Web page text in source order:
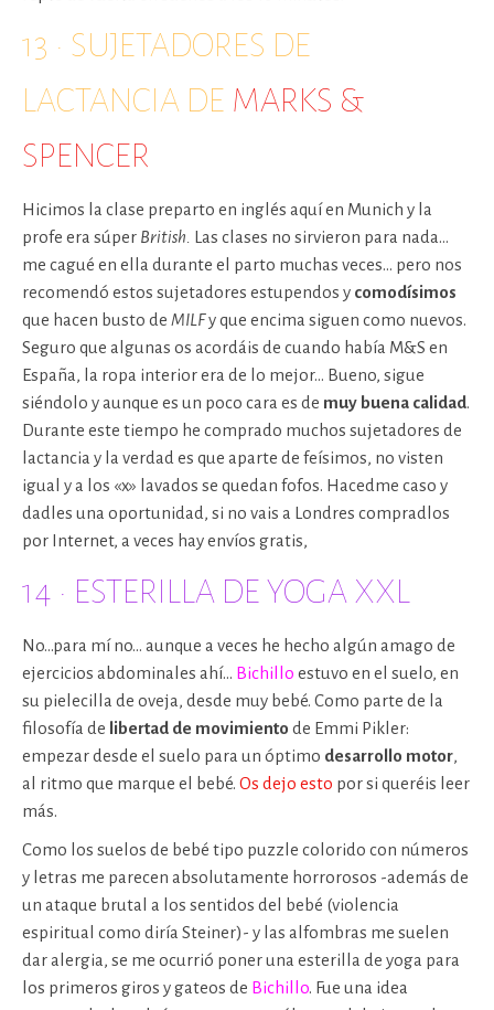
13 · SUJETADORES DE
LACTANCIA DE MARKS &
SPENCER
Hicimos la clase preparto en inglés aquí en Munich y la
profe era súper British. Las clases no sirvieron para nada…
me cagué en ella durante el parto muchas veces… pero nos
recomendó estos sujetadores estupendos y comodísimos
que hacen busto de MILFy que encima siguen como nuevos.
Seguro que algunas os acordáis de cuando había M&S en
España, la ropa interior era de lo mejor… Bueno, sigue
siéndolo y aunque es un poco cara es de muy buena calidad.
Durante este tiempo he comprado muchos sujetadores de
lactancia y la verdad es que aparte de feísimos, no visten
igual y a los «x» lavados se quedan fofos. Hacedme caso y
dadles una oportunidad, si no vais a Londres compradlos
por Internet, a veces hay envíos gratis,
14 · ESTERILLA DE YOGA XXL
No…para mí no… aunque a veces he hecho algún amago de
ejercicios abdominales ahí… Bichillo estuvo en el suelo, en
su pielecilla de oveja, desde muy bebé. Como parte de la
filosofía de libertad de movimiento de Emmi Pikler:
empezar desde el suelo para un óptimo desarrollo motor,
al ritmo que marque el bebé. Os dejo esto por si queréis leer
más.
Como los suelos de bebé tipo puzzle colorido con números
y letras me parecen absolutamente horrorosos -además de
un ataque brutal a los sentidos del bebé (violencia
espiritual como diría Steiner)- y las alfombras me suelen
dar alergia, se me ocurrió poner una esterilla de yoga para
los primeros giros y gateos de Bichillo. Fue una idea